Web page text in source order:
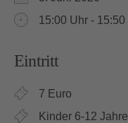
15:00 Uhr - 15:50
Eintritt
7 Euro
Kinder 6-12